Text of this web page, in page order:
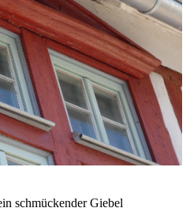
schmückender Giebel